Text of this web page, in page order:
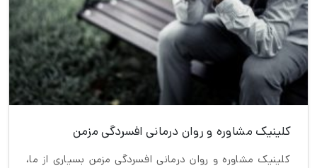
کلینیک مشاوره و روان درمانی افسردگی مزمن
کلینیک مشاوره و روان درمانی افسردگی مزمن بسیاری از ما،